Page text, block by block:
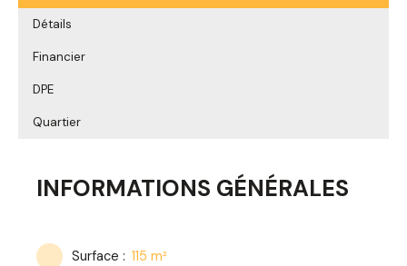
Détails
Financier
DPE
Quartier
INFORMATIONS GÉNÉRALES
Surface : 115m²